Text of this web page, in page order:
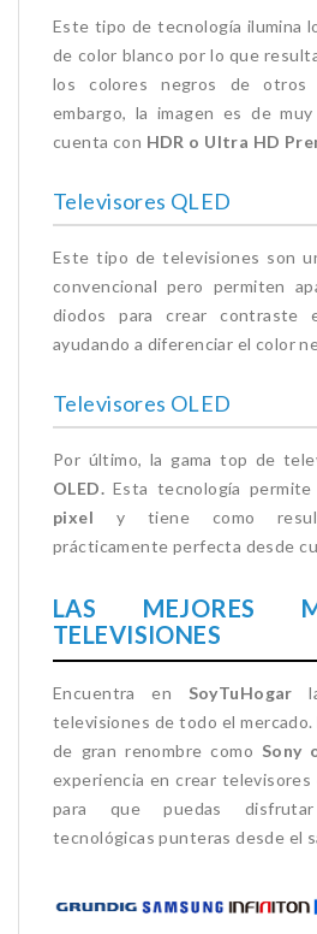
Este tipo de tecnología ilumina
de color blanco por lo que
los colores negros de otros
embargo, la imagen es de
cuenta con HDR o Ultra HD
Televisores QLED
Este tipo de televisiones son
convencional pero permiten
diodos para crear contraste
ayudando a diferenciar el color
Televisores OLED
Por último, la gama top de
OLED. Esta tecnología permite
pixel y tiene como
prácticamente perfecta desde
LAS MEJORES
TELEVISIONES
Encuentra en SoyTuHogar
televisiones de todo el mercado.
de gran renombre como Sony
experiencia en crear
para que puedas
tecnológicas punteras desde el